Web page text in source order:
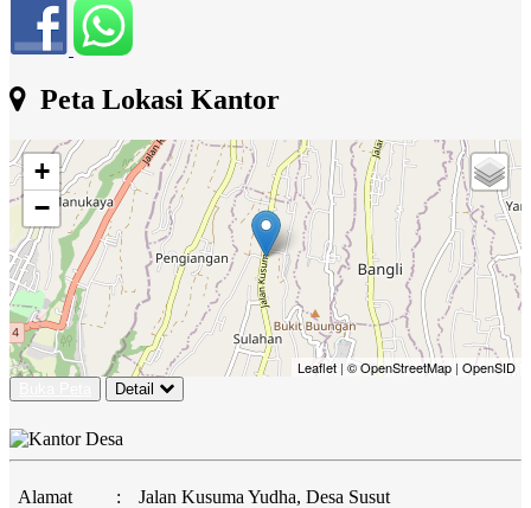
Peta Lokasi Kantor
+
−
Leaflet |© OpenStreetMap | OpenSID
Detail
Alamat : Jalan Kusuma Yudha, Desa Susut